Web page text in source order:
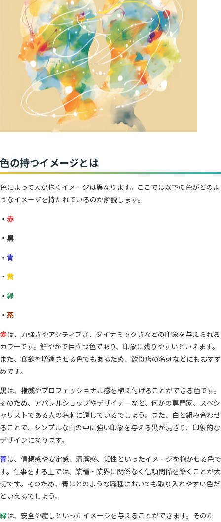
色の持つイメージとは
色によって人が抱くイメージは異なります。ここでは以下の色がどのよ
うなイメージを持たれているのか解説します。
・ 赤
・黒
・ 青
・ 黄
・ 緑
・ 茶
赤は、力強さやアクティブさ、ダイナミックさなどの印象を与えられる
カラーです。鮮やかで目立つ色であり、印象に残りやすいといえます。
また、食欲を増進させる色でもあるため、飲食店の名刺などにもおすす
めです。
黒は、権威やプロフェッショナル感を植え付けることができる色です。
そのため、アパレルショップやデザイナーなど、何かの専門家、スペシ
ャリストである人の名刺に適しているでしょう。また、白と組み合わせ
ることで、シンプルな白の中に強い印象を与える黒が混ざり、印象的な
デザインになります。
青は、信頼感や安定感、清潔感、知性といったイメージを抱かせる色で
す。仕事をする上では、業種・業界に関係なく信頼関係を築くことが大
切です。そのため、青はどのような職種においても取り入れやすい色だ
といえるでしょう。
緑は、安全や癒しといったイメージを与えることができます。そのた